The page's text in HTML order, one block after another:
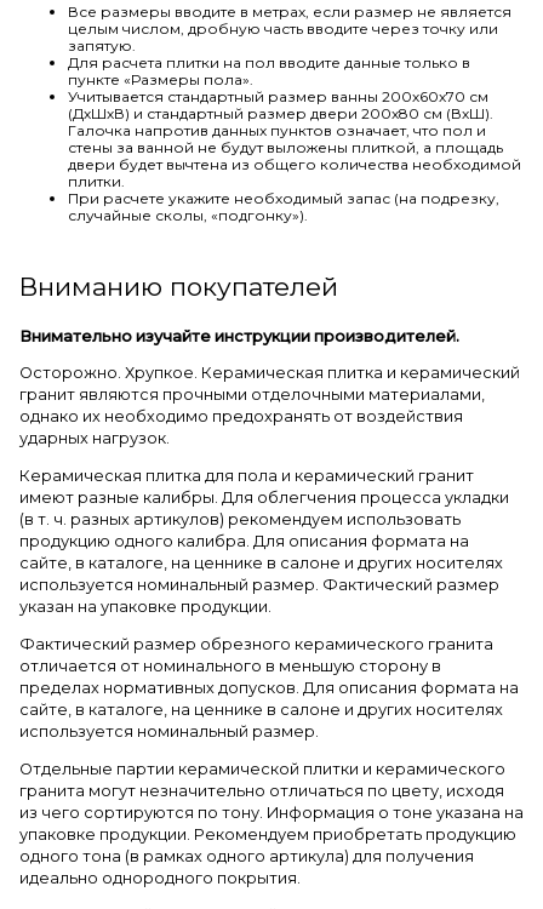
Все размеры вводите в метрах, если размер не является
целым числом, дробную часть вводите через точку или
запятую.
Для расчета плитки на пол вводите данные только в
пункте «Размеры пола».
Учитывается стандартный размер ванны 200х60х70 см
(ДхШхВ) и стандартный размер двери 200х80 см (ВхШ).
Галочка напротив данных пунктов означает, что пол и
стены за ванной не будут выложены плиткой, а площадь
двери будет вычтена из общего количества необходимой
плитки.
При расчете укажите необходимый запас (на подрезку,
случайные сколы, «подгонку»).
Вниманию покупателей
Внимательно изучайте инструкции производителей.
Осторожно. Хрупкое. Керамическая плитка и керамический
гранит являются прочными отделочными материалами,
однако их необходимо предохранять от воздействия
ударных нагрузок.
Керамическая плитка для пола и керамический гранит
имеют разные калибры. Для облегчения процесса укладки
(в т. ч. разных артикулов) рекомендуем использовать
продукцию одного калибра. Для описания формата на
сайте, в каталоге, на ценнике в салоне и других носителях
используется номинальный размер. Фактический размер
указан на упаковке продукции.
Фактический размер обрезного керамического гранита
отличается от номинального в меньшую сторону в
пределах нормативных допусков. Для описания формата на
сайте, в каталоге, на ценнике в салоне и других носителях
используется номинальный размер.
Отдельные партии керамической плитки и керамического
гранита могут незначительно отличаться по цвету, исходя
из чего сортируются по тону. Информация о тоне указана на
упаковке продукции. Рекомендуем приобретать продукцию
одного тона (в рамках одного артикула) для получения
идеально однородного покрытия.